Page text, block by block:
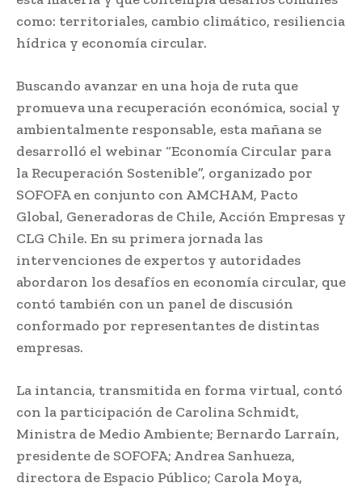
como: territoriales, cambio climático, resiliencia
hídrica y economía circular.
Buscando avanzar en una hoja de ruta que
promueva una recuperación económica, social y
ambientalmente responsable, esta mañana se
desarrolló el webinar “Economía Circular para
la Recuperación Sostenible”, organizado por
SOFOFA en conjunto con AMCHAM, Pacto
Global, Generadoras de Chile, Acción Empresas y
CLG Chile. En su primera jornada las
intervenciones de expertos y autoridades
abordaron los desafíos en economía circular, que
contó también con un panel de discusión
conformado por representantes de distintas
empresas.
La intancia, transmitida en forma virtual, contó
con la participación de Carolina Schmidt,
Ministra de Medio Ambiente; Bernardo Larraín,
presidente de SOFOFA; Andrea Sanhueza,
directora de Espacio Público; Carola Moya,